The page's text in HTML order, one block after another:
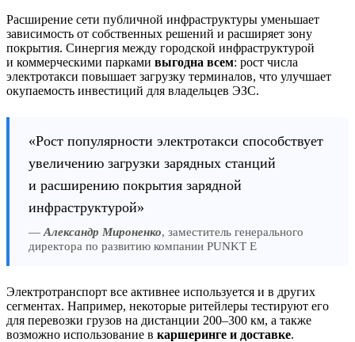
Расширение сети публичной инфраструктуры уменьшает
зависимость от собственных решений и расширяет зону
покрытия. Синергия между городской инфраструктурой
и коммерческими парками выгодна всем: рост числа
электротакси повышает загрузку терминалов, что улучшает
окупаемость инвестиций для владельцев ЭЗС.
«Рост популярности электротакси способствует
увеличению загрузки зарядных станций
и расширению покрытия зарядной
инфраструктурой»
— Александр Мироненко, заместитель генерального
директора по развитию компании PUNKT E
Электротранспорт все активнее используется и в других
сегментах. Например, некоторые ритейлеры тестируют его
для перевозки грузов на дистанции 200–300 км, а также
возможно использование в каршеринге и доставке.